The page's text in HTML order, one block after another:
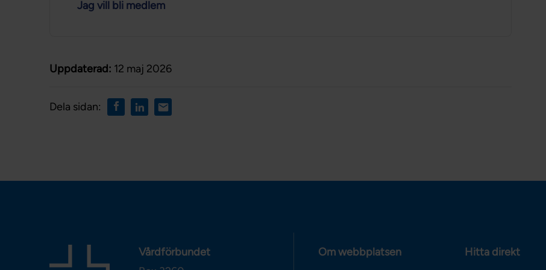
Jag vill bli medlem
Uppdaterad: 12 maj 2026
Dela sidan:
Vårdförbundet
Om webbplatsen Hitta direkt